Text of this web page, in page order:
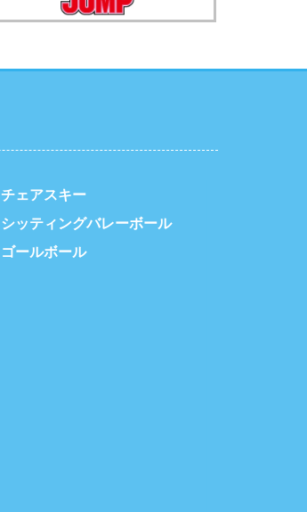
チェアスキー
シッティングバレーボール
ゴールボール